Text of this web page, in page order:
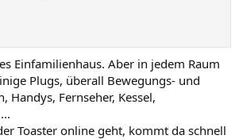
Einfamilienhaus. Aber in jedem Raum
Plugs, überall Bewegungs- und
Handys, Fernseher, Kessel,
Toaster online geht, kommt da schnell